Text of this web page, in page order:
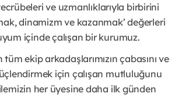
ve uzmanlıklarıyla birbirini
dinamizm ve kazanmak’ değerleri
içinde çalışan bir kurumuz.
tüm ekip arkadaşlarımızın çabasını ve
için çalışan mutluluğunu
her üyesine daha ilk günden